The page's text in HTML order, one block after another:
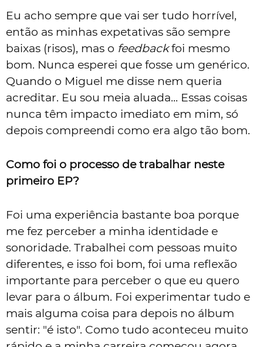
Eu acho sempre que vai ser tudo horrível,
então as minhas expetativas são sempre
baixas (risos), mas o feedbackfoi mesmo
bom. Nunca esperei que fosse um genérico.
Quando o Miguel me disse nem queria
acreditar. Eu sou meia aluada... Essas coisas
nunca têm impacto imediato em mim, só
depois compreendi como era algo tão bom.
Como foi o processo de trabalhar neste
primeiro EP?
Foi uma experiência bastante boa porque
me fez perceber a minha identidade e
sonoridade. Trabalhei com pessoas muito
diferentes, e isso foi bom, foi uma reflexão
importante para perceber o que eu quero
levar para o álbum. Foi experimentar tudo e
mais alguma coisa para depois no álbum
sentir: "é isto". Como tudo aconteceu muito